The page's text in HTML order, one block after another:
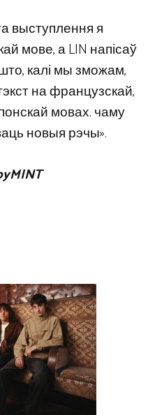
выступлення я
мове, а LIN напісаў
калі мы зможам,
на французскай,
мовах. чаму
новыя рэчы».